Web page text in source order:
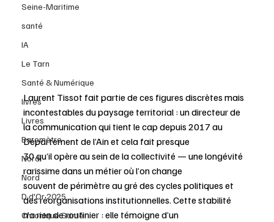
Seine-Maritime
santé
IA
Le Tarn
Santé & Numérique
livres
Livres
Baromètre
Nord
Nord
D d'Or 2025
Chronique Santé
Laurent Tissot fait partie de ces figures discrètes mais
incontestables du paysage territorial : un directeur de
la communication qui tient le cap depuis 2017 au
Département de l’Ain et cela fait presque
30 qu’il opère au sein de la collectivité — une longévité
rarissime dans un métier où l’on change
souvent de périmètre au gré des cycles politiques et
des réorganisations institutionnelles. Cette stabilité
n’a rien de routinier : elle témoigne d’un